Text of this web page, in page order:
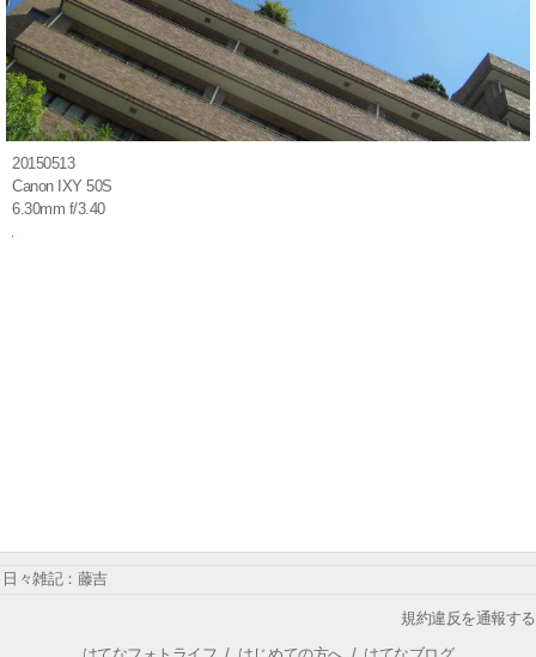
20150513
Canon IXY 50S
6.30mm f/3.40
日々雑記：藤吉
規約違反を通報する